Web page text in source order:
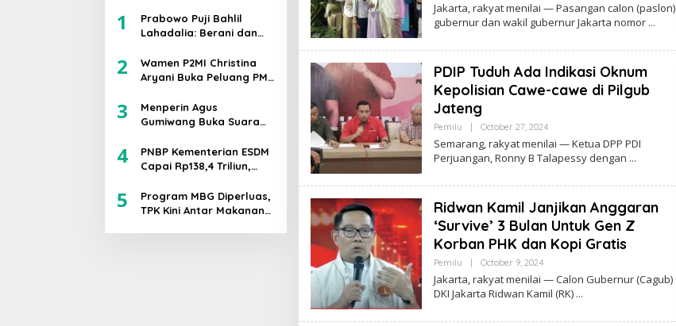
1
Prabowo Puji Bahlil
Lahadalia: Berani dan
Kinerjanya 88–89
2
Wamen P2MI Christina
Aryani Buka Peluang PMI
dan Syaratnya
3
Menperin Agus
Gumiwang Buka Suara
Namnam Fashion
Industries
4
PNBP Kementerian ESDM
Capai Rp138,4 Triliun,
Komitmen Akuntabilitas
5
Program MBG Diperluas,
TPK Kini Antar Makanan
O
Z
Jakarta, rakyat menilai — Pasangan calon (paslon)
gubernur dan wakil gubernur Jakarta nomor
PDIP Tuduh Ada Indikasi Oknum
Kepolisian Cawe-cawe di Pilgub
Jateng
Pemilu October 27, 2024B
R
O
Z
Semarang, rakyat menilai — Ketua DPP PDI
Perjuangan, Ronny B Talapessy dengan
Ridwan Kamil Janjikan Anggaran
‘Survive’ 3 Bulan Untuk Gen Z
Korban PHK dan Kopi Gratis
Pemilu October 9, 2024B
O
Jakarta, rakyat menilai — Calon Gubernur (Cagub)
DKI Jakarta Ridwan Kamil (RK)